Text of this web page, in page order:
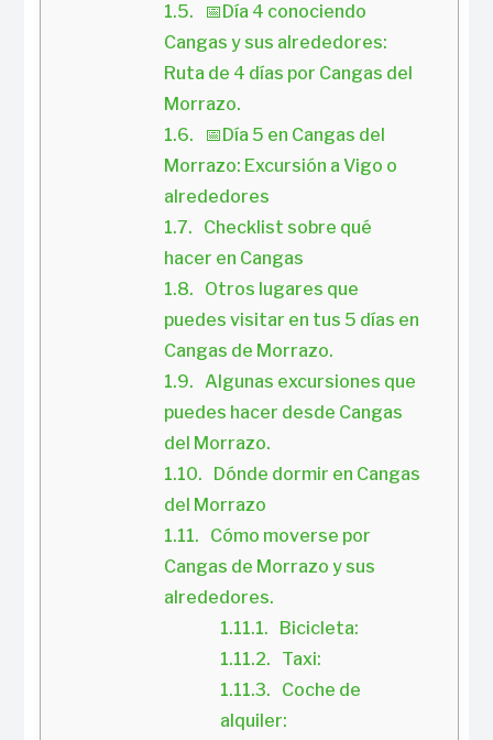
📅Día 4 conociendo
Cangas y sus alrededores:
Ruta de 4 días por Cangas del
Morrazo.
📅Día 5 en Cangas del
Morrazo: Excursión a Vigo o
alrededores
Checklist sobre qué
hacer en Cangas
Otros lugares que
puedes visitar en tus 5 días en
Cangas de Morrazo.
Algunas excursiones que
puedes hacer desde Cangas
del Morrazo.
Dónde dormir en Cangas
del Morrazo
Cómo moverse por
Cangas de Morrazo y sus
alrededores.
Bicicleta:
Taxi:
Coche de
alquiler: